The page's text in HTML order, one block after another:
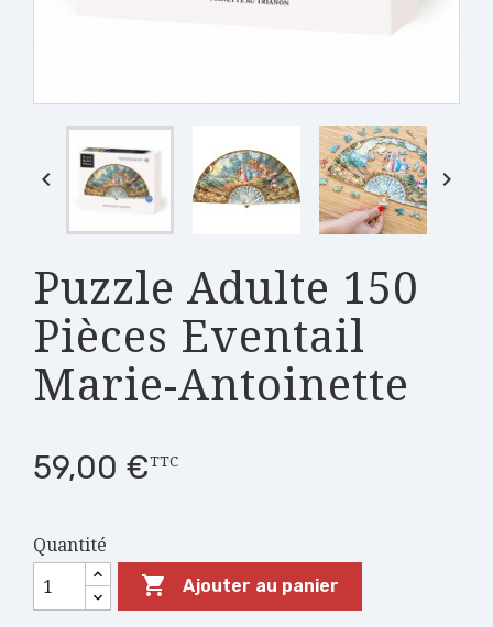
 
Puzzle Adulte 150
Pièces Eventail
Marie-Antoinette
59,00 €TTC
Quantité
 Ajouter au panier